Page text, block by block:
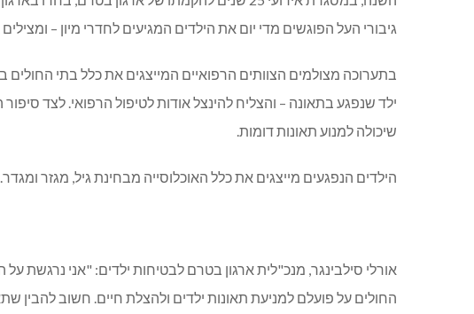
גיבורי העל הפוגשים מדי יום את הילדים המגיעים לחדרי מיון –
בתערוכה מצולמים הצוותים הרפואיים המייצגים את כלל בתי החולים
ילד שנפגע בתאונה – והצליח להינצל אודות לטיפול הרפואי. לצד
שיכולה למנוע תאונות דומות.
הילדים הנפגעים מייצגים את כלל האוכלוסייה מבחינת גיל, מגזר ומגדר.
אורלי סילבינגר, מנכ"לית ארגון בטרם לבטיחות ילדים: "אני נרגשת
החולים על פועלם למניעת תאונות ילדים ולהצלת חיים. חשוב להבין